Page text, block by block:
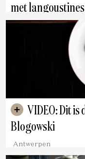
met langoustines
Antwerpen
Blogowski
Antwerpen